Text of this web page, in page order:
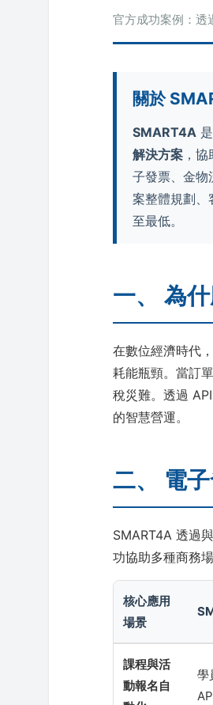
官方成功案例：透
關於
SMART4A
解決方案 ，
子發票、金物
案整體規劃、
至最低。
一、 為
在數位經濟時代
耗能瓶頸。當訂
稅災難。透過
的智慧營運。
二、 電
SMART4A 透過
功協助多種商務
核心應用
場景
課程與活
動報名自
學